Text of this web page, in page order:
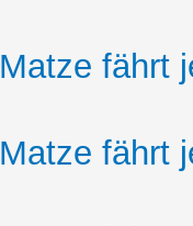
fährt
fährt